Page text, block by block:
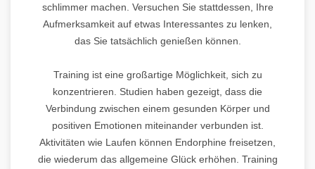
schlimmer machen. Versuchen Sie stattdessen, Ihre
Aufmerksamkeit auf etwas Interessantes zu lenken,
das Sie tatsächlich genießen können.
Training ist eine großartige Möglichkeit, sich zu
konzentrieren. Studien haben gezeigt, dass die
Verbindung zwischen einem gesunden Körper und
positiven Emotionen miteinander verbunden ist.
Aktivitäten wie Laufen können Endorphine freisetzen,
die wiederum das allgemeine Glück erhöhen. Training